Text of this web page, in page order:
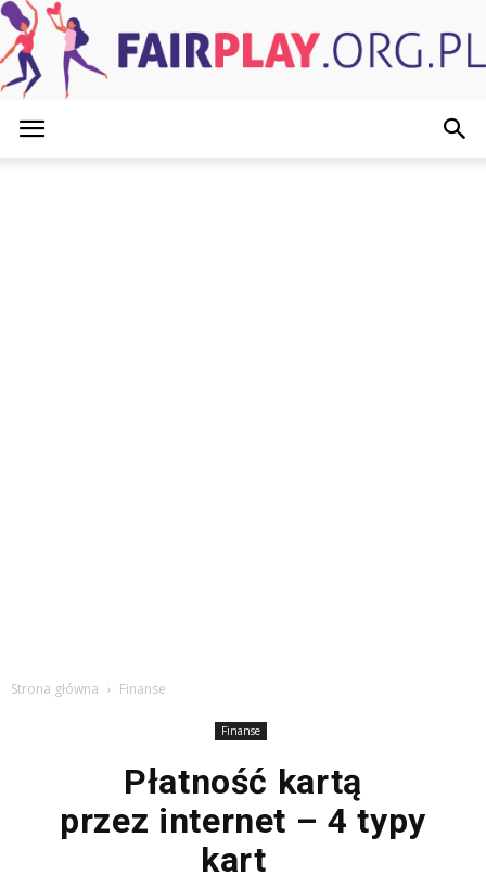
Strona główna Finanse
Finanse
Płatność kartą
przez internet – 4 typy
kart